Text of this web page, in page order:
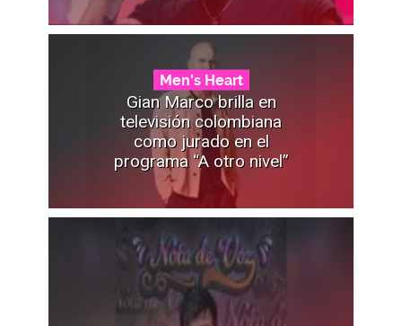
Men's Heart
Gian Marco brilla en
televisión colombiana
como jurado en el
programa “A otro nivel”